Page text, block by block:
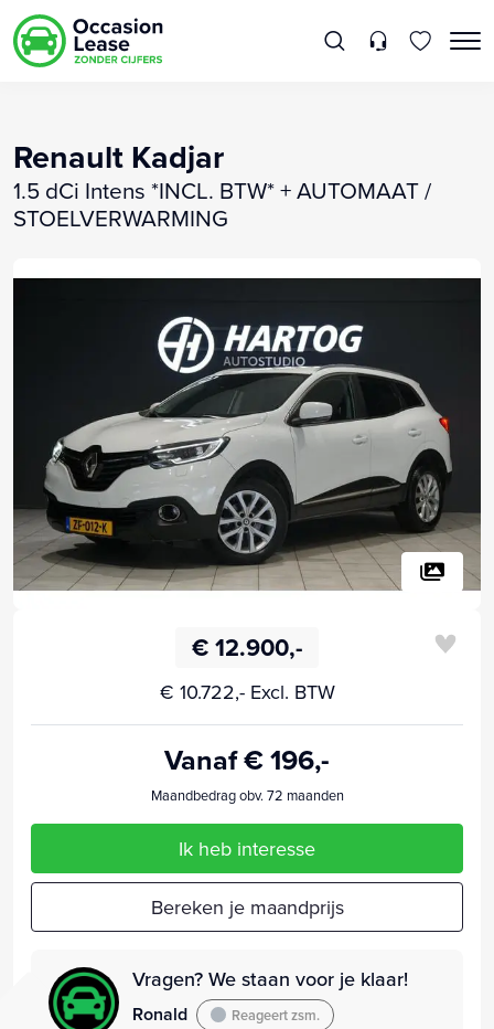
Renault Kadjar
1.5 dCi Intens *INCL. BTW* + AUTOMAAT /
STOELVERWARMING
€ 12.900,-
€ 10.722,- Excl. BTW
Vanaf € 196,-
Maandbedrag obv. 72 maanden
Ik heb interesse
Bereken je maandprijs
Vragen? We staan voor je klaar!
Ronald Reageert zsm.